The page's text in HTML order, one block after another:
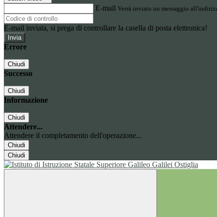
E-mail Verrà inviato un messaggio
E-mail inviata, si prega di controllare la casella di posta elettronica!
Errore
Chiudi
Successo
Chiudi
Informazione
Chiudi
Attendere...
Attendere il completamento dell'operazione...
Chiudi
Chiudi